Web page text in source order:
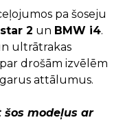
pa šoseju
2 un BMW i4.
ultrātrakas
drošām izvēlēm
attālumus.
modeļus ar